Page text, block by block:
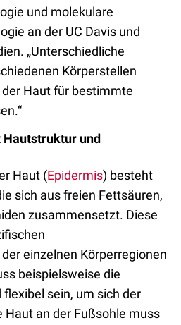
und molekulare
an der UC Davis und
„Unterschiedliche
Körperstellen
Haut für bestimmte
und
Haut (Epidermis) besteht
sich aus freien Fettsäuren,
zusammensetzt. Diese
einzelnen Körperregionen
beispielsweise die
sein, um sich der
Haut an der Fußsohle muss